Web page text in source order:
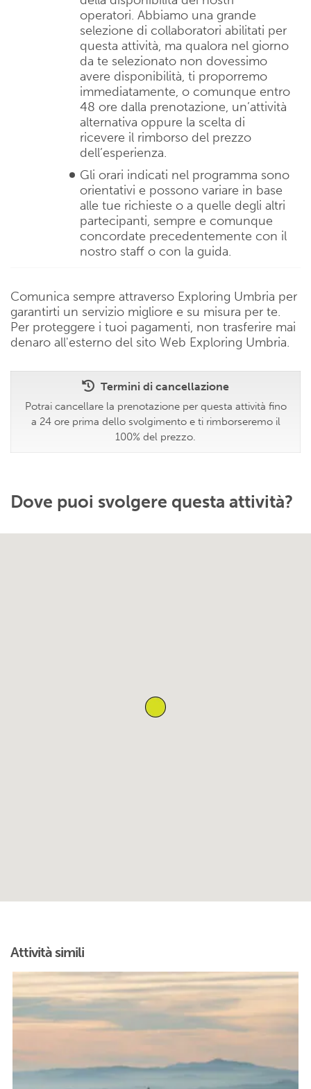
operatori. Abbiamo una grande
selezione di collaboratori abilitati per
questa attività, ma qualora nel giorno
da te selezionato non dovessimo
avere disponibilità, ti proporremo
immediatamente, o comunque entro
48 ore dalla prenotazione, un’attività
alternativa oppure la scelta di
ricevere il rimborso del prezzo
dell’esperienza.
Gli orari indicati nel programma sono
orientativi e possono variare in base
alle tue richieste o a quelle degli altri
partecipanti, sempre e comunque
concordate precedentemente con il
nostro staff o con la guida.
Comunica sempre attraverso Exploring Umbria per
garantirti un servizio migliore e su misura per te.
Per proteggere i tuoi pagamenti, non trasferire mai
denaro all'esterno del sito Web Exploring Umbria.
Termini di cancellazione
Potrai cancellare la prenotazione per questa attività fino
a 24 ore prima dello svolgimento e ti rimborseremo il
100% del prezzo.
Dove puoi svolgere questa attività?
Attività simili